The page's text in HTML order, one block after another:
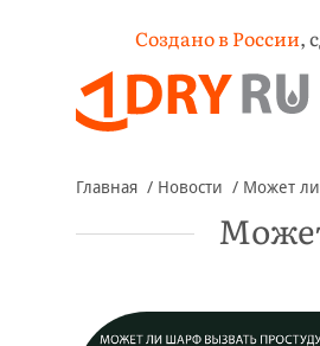
Создано в России,
Главная Новости Может